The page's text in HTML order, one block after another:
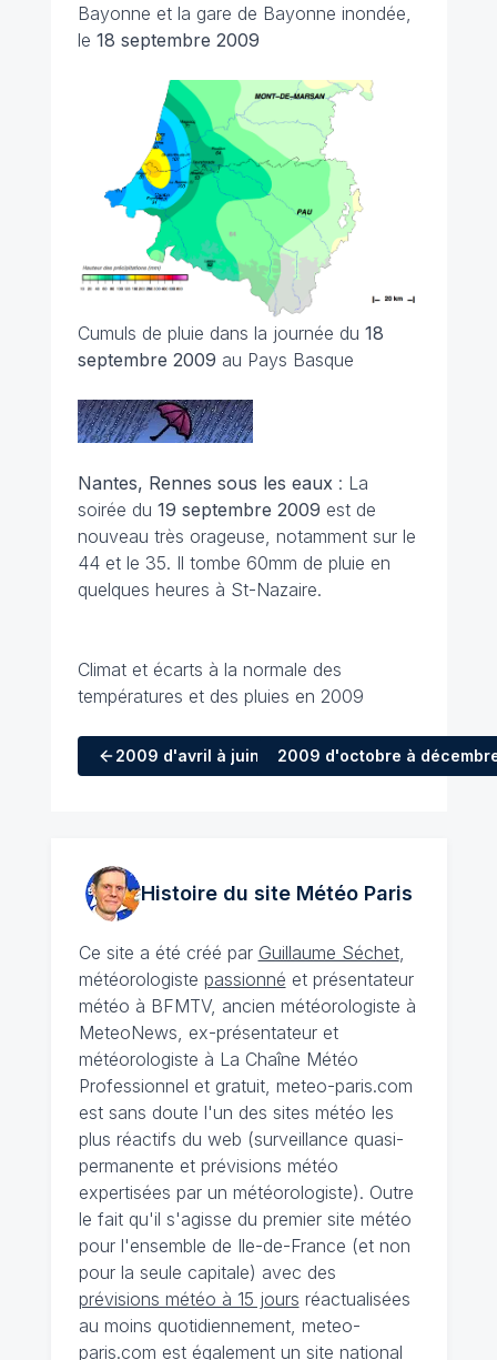
Bayonne et la gare de Bayonne inondée,
le 18 septembre 2009
Cumuls de pluie dans la journée du 18
septembre 2009 au Pays Basque
Nantes, Rennes sous les eaux : La
soirée du 19 septembre 2009 est de
nouveau très orageuse, notamment sur le
44 et le 35. Il tombe 60mm de pluie en
quelques heures à St-Nazaire.
Climat et écarts à la normale des
températures et des pluies en 2009
2009 d'avril à juin 2009 d'octobre à
Histoire du site MétéoParis
Ce site a été créé par Guillaume Séchet,
météorologiste passionné et présentateur
météo à BFMTV, ancien météorologiste à
MeteoNews, ex-présentateur et
météorologiste à La Chaîne Météo
Professionnel et gratuit, meteo-paris.com
est sans doute l'un des sites météo les
plus réactifs du web (surveillance quasi-
permanente et prévisions météo
expertisées par un météorologiste). Outre
le fait qu'il s'agisse du premier site météo
pour l'ensemble de Ile-de-France (et non
pour la seule capitale) avec des
prévisions météo à 15 jours réactualisées
au moins quotidiennement, meteo-
paris.com est également un site national